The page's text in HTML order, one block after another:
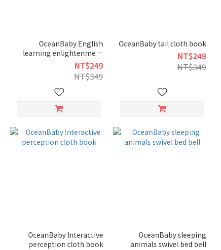
OceanBaby English
learning enlightenment
cloth book
NT$249
NT$349
OceanBaby tail cloth book
NT$249
NT$349
OceanBaby Interactive
perception cloth book
OceanBaby sleeping
animals swivel bed bell